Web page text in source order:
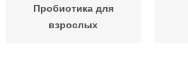
Пробиотика для
взрослых